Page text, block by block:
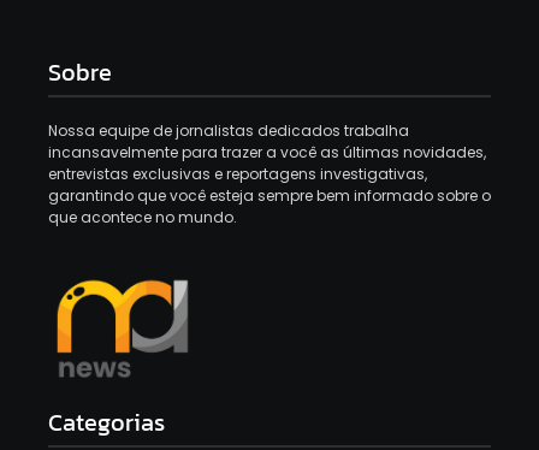
Sobre
Nossa equipe de jornalistas dedicados trabalha
incansavelmente para trazer a você as últimas novidades,
entrevistas exclusivas e reportagens investigativas,
garantindo que você esteja sempre bem informado sobre o
que acontece no mundo.
Categorias